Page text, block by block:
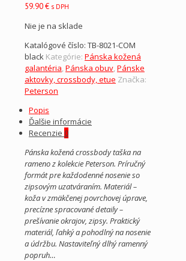
59.90€ s DPH
Nie je na sklade
Katalógové číslo: TB-8021-COM
black Kategórie: Pánska kožená
galantéria,Pánska obuv,Pánske
aktovky, crossbody, etue Značka:
Peterson
Popis
Ďalšie informácie
Recenzie 0
Pánska kožená crossbody taška na
rameno z kolekcie Peterson. Príručný
formát pre každodenné nosenie so
zipsovým uzatváraním. Materiál –
koža v zmäkčenej povrchovej úprave,
precízne spracované detaily –
prešívanie okrajov, zipsy. Praktický
materiál, ľahký a pohodlný na nosenie
a údržbu. Nastaviteľný dlhý ramenný
popruh…